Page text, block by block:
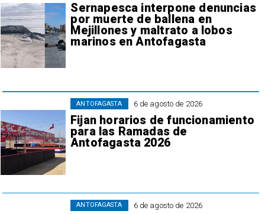
Sernapesca interpone denuncias
por muerte de ballena en
Mejillones y maltrato a lobos
marinos en Antofagasta
6 de agosto de 2026
Fijan horarios de funcionamiento
para las Ramadas de
Antofagasta 2026
ANTOFAGASTA
6 de agosto de 2026
ANTOFAGASTA